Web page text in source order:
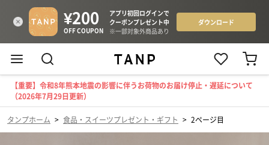
【重要】令和8年熊本地震の影響に伴うお荷物のお届け停止・遅延について
（2026年7月29日更新）
タンプホーム > 食品・スイーツプレゼント・ギフト > 2ページ目